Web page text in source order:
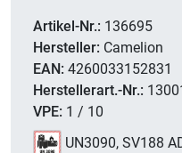
Artikel-Nr.: 136695
Hersteller: Camelion
EAN: 4260033152831
Herstellerart.-Nr.:
VPE: 1 / 10
UN3090, SV188